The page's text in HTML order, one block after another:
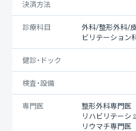
決済方法
診療科目
外科/整形外科/
ビリテーション
健診・ドック
検査・設備
専門医
整形外科専門医
リハビリテーシ
リウマチ専門医